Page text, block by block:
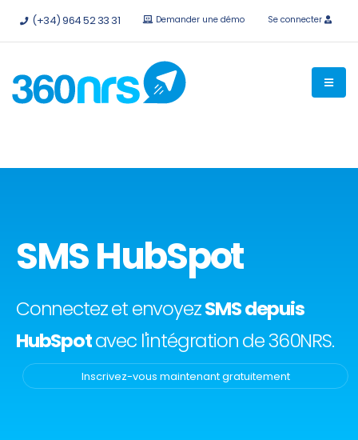
Essayez-le gratuitement sans engagementAPI et
(+34) 964 52 33 31 Demander une démo Se connecter
SMS HubSpot
Connectez et envoyezSMS depuis
HubSpotavec l'intégration de 360NRS.
Inscrivez-vous maintenant gratuitement